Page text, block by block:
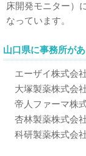
床開発モニター）
なっています。
山口県に事務所が
エーザイ株式会
大塚製薬株式会
帝人ファーマ株
杏林製薬株式会
科研製薬株式会